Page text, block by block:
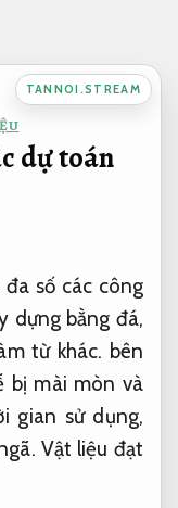
TANNOI.STREAM
dự toán
số các công
dựng bằng đá,
từ khác. bên
bị mài mòn và
gian sử dụng,
Vật liệu đạt